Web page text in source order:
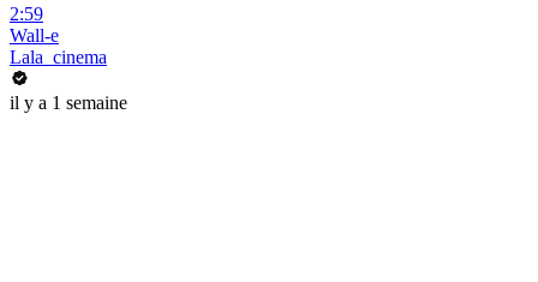
2:59
Wall-e
Lala_cinema
il y a 1 semaine